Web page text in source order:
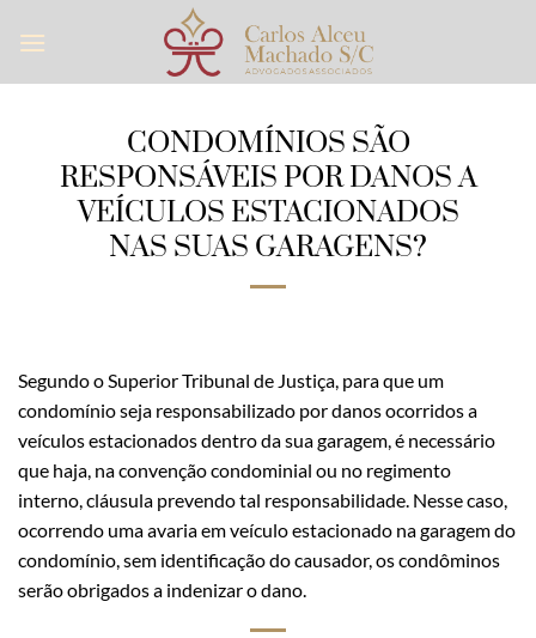
CONDOMÍNIOS SÃO
RESPONSÁVEIS POR DANOS A
VEÍCULOS ESTACIONADOS
NAS SUAS GARAGENS?
Segundo o Superior Tribunal de Justiça, para que um
condomínio seja responsabilizado por danos ocorridos a
veículos estacionados dentro da sua garagem, é necessário
que haja, na convenção condominial ou no regimento
interno, cláusula prevendo tal responsabilidade. Nesse caso,
ocorrendo uma avaria em veículo estacionado na garagem do
condomínio, sem identificação do causador, os condôminos
serão obrigados a indenizar o dano.